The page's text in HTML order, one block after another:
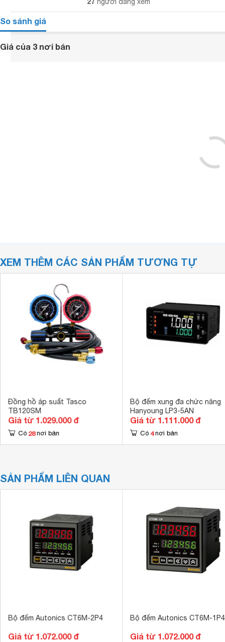
So sánh giá
Giá của 3 nơi bán
XEM THÊM CÁC SẢN PHẨM TƯƠNG TỰ
Đồng hồ áp suất Tasco
TB120SM
Giá từ 1.029.000 đ
Có 28 nơi bán
Bộ đếm xung đa chức năng
Hanyoung LP3-5AN
Giá từ 1.111.000 đ
Có 4 nơi bán
SẢN PHẨM LIÊN QUAN
Bộ đếm Autonics CT6M-2P4
Giá từ 1.072.000 đ
Bộ đếm Autonics CT6M-1P4
Giá từ 1.072.000 đ